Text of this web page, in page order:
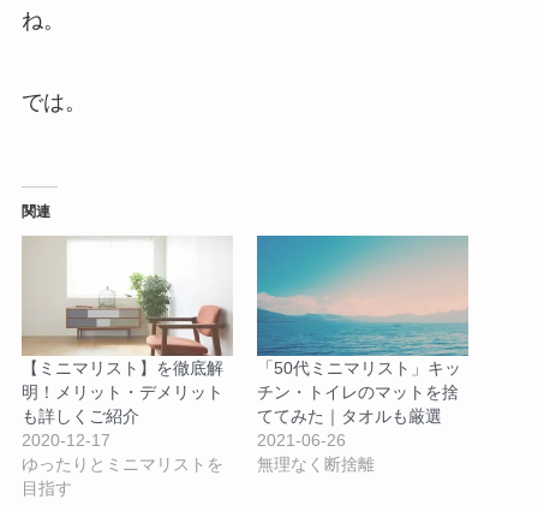
ね。
では。
関連
【ミニマリスト】を徹底解
明！メリット・デメリット
も詳しくご紹介
2020-12-17
ゆったりとミニマリストを
目指す
「50代ミニマリスト」キッ
チン・トイレのマットを捨
ててみた｜タオルも厳選
2021-06-26
無理なく断捨離